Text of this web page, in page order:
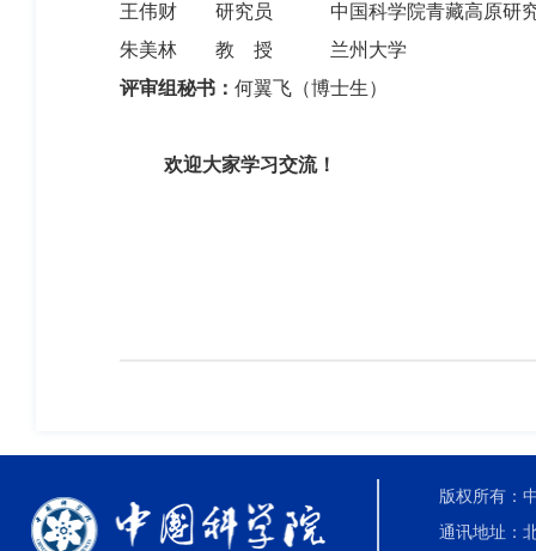
王伟财 研究员
中国科学院青藏高原研
朱美林 教 授
兰州大学
评审组秘书： 何翼飞（博士生）
欢迎大家学习交流！
版权所有：
通讯地址：